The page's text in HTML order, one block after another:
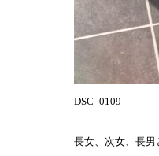
DSC_0109
長女、次女、長